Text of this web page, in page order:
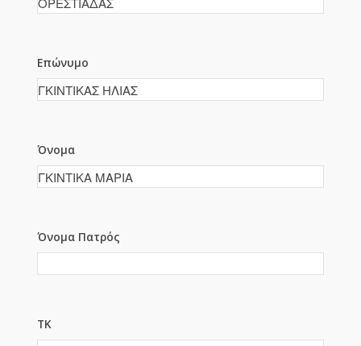
Επώνυμο
Όνομα
Όνομα Πατρός
ΤΚ